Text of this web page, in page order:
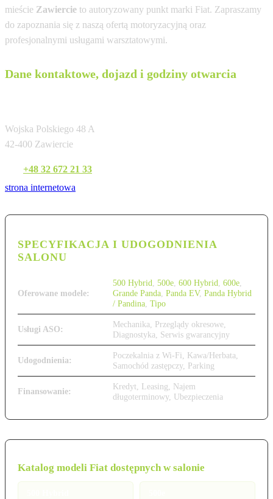
mieście Zawiercie to autoryzowany punkt marki Fiat. Zapraszamy
do zapoznania się z naszą ofertą motoryzacyjną oraz
profesjonalnymi usługami warsztatowymi.
Dane kontaktowe, dojazd i godziny otwarcia
Wojska Polskiego 48 A
42-400 Zawiercie
+48 32 672 21 33
strona internetowa
SPECYFIKACJA I UDOGODNIENIA
SALONU
Oferowane modele:
500 Hybrid 500e 600 Hybrid 600e
Grande Panda Panda EV, Panda Hybrid
/ Pandina Tipo
Usługi ASO:
Mechanika, Przeglądy okresowe,
Diagnostyka, Serwis gwarancyjny
Udogodnienia:
Poczekalnia z Wi-Fi, Kawa/Herbata,
Samochód zastępczy, Parking
Finansowanie:
Kredyt, Leasing, Najem
długoterminowy, Ubezpieczenia
Katalog modeli Fiat dostępnych w salonie